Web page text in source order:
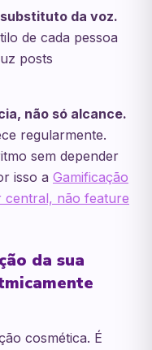
da voz.
de cada pessoa
posts
não só alcance.
regularmente.
sem depender
isso a Gamificação
central, não feature
da sua
cosmética. É